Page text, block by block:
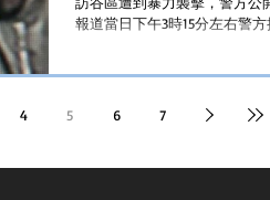
報道當日下午3時15分左右警
4 5 6 7